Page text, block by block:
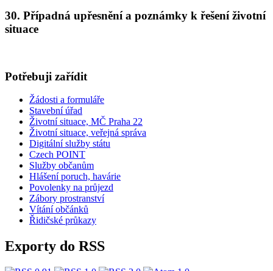
30. Případná upřesnění a poznámky k řešení životní
situace
Potřebuji zařídit
Žádosti a formuláře
Stavební úřad
Životní situace, MČ Praha 22
Životní situace, veřejná správa
Digitální služby státu
Czech POINT
Služby občanům
Hlášení poruch, havárie
Povolenky na průjezd
Zábory prostranství
Vítání občánků
Řidičské průkazy
Exporty do RSS